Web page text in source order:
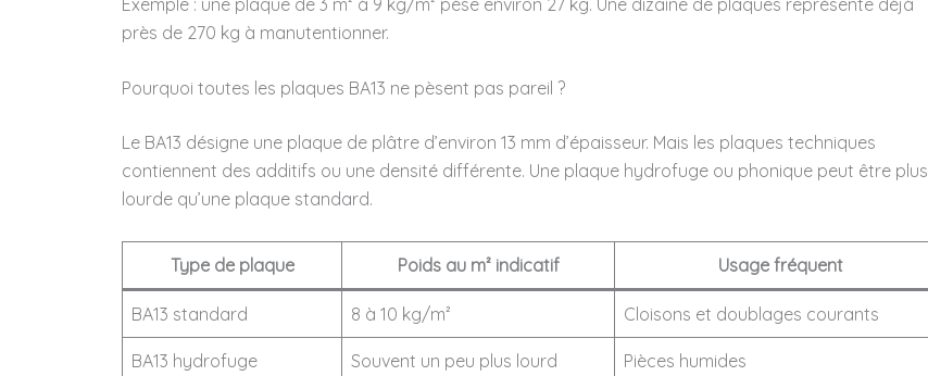
près de 270 kg à manutentionner.
Pourquoi toutes les plaques BA13 ne pèsent pas pareil ?
Le BA13 désigne une plaque de plâtre d’environ 13 mm d’épaisseur. Mais les plaques techniques
contiennent des additifs ou une densité différente. Une plaque hydrofuge ou phonique peut être plus
lourde qu’une plaque standard.
Type de plaque Poids au m² indicatif Usage fréquent
BA13 standard 8 à 10 kg/m² Cloisons et doublages courants
BA13 hydrofuge Souvent un peu plus lourd Pièces humides